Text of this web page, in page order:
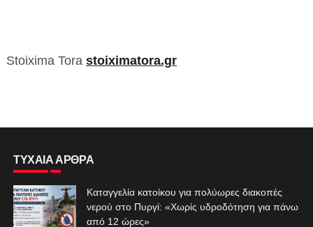
Stoixima Tora stoiximatora.gr
ΤΥΧΑΙΑ ΑΡΘΡΑ
Καταγγελία κατοίκου για πολύωρες διακοπές
νερού στο Πυργί: «Χωρίς υδροδότηση για πάνω
από 12 ώρες»